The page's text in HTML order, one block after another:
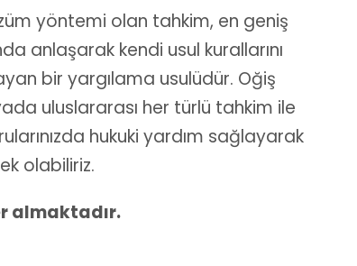
yöntemi olan tahkim, en geniş
anlaşarak kendi usul kurallarını
bir yargılama usulüdür. Oğiş
uluslararası her türlü tahkim ile
hukuki yardım sağlayarak
olabiliriz.
almaktadır.